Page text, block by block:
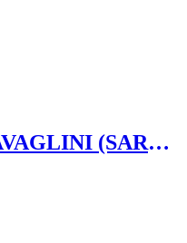
(SARL)